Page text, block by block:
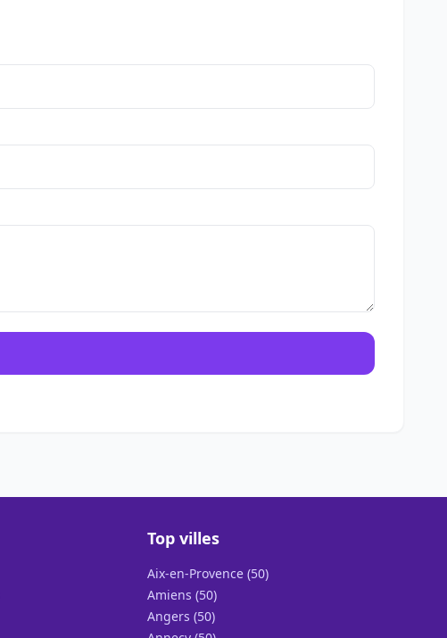
Top villes
Aix-en-Provence (50)
Amiens (50)
Angers (50)